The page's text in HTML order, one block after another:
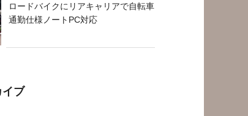
ロードバイクにリアキャリアで自転車
通勤仕様ノートPC対応
イブ